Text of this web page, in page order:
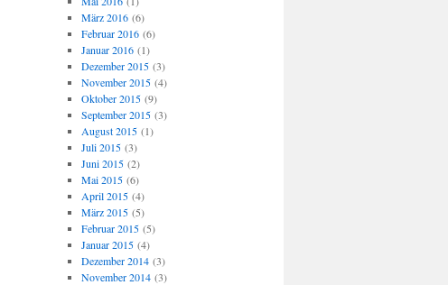
März 2016(6)
Februar 2016(6)
Januar 2016(1)
Dezember 2015(3)
November 2015(4)
Oktober 2015(9)
September 2015(3)
August 2015(1)
Juli 2015(3)
Juni 2015(2)
Mai 2015(6)
April 2015(4)
März 2015(5)
Februar 2015(5)
Januar 2015(4)
Dezember 2014(3)
November 2014(3)